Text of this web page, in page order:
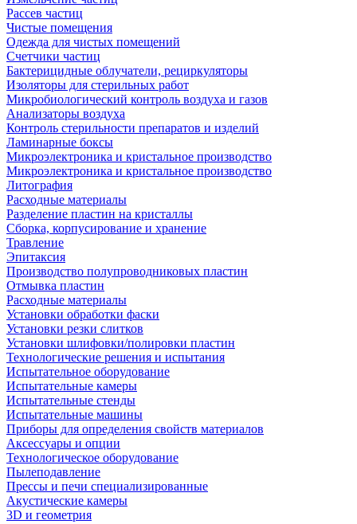
Рассев частиц
Чистые помещения
Одежда для чистых помещений
Счетчики частиц
Бактерицидные облучатели, рециркуляторы
Изоляторы для стерильных работ
Микробиологический контроль воздуха и газов
Анализаторы воздуха
Контроль стерильности препаратов и изделий
Ламинарные боксы
Микроэлектроника и кристальное производство
Микроэлектроника и кристальное производство
Литография
Расходные материалы
Разделение пластин на кристаллы
Сборка, корпусирование и хранение
Травление
Эпитаксия
Производство полупроводниковых пластин
Отмывка пластин
Расходные материалы
Установки обработки фаски
Установки резки слитков
Установки шлифовки/полировки пластин
Технологические решения и испытания
Испытательное оборудование
Испытательные камеры
Испытательные стенды
Испытательные машины
Приборы для определения свойств материалов
Аксессуары и опции
Технологическое оборудование
Пылеподавление
Прессы и печи специализированные
Акустические камеры
3D и геометрия